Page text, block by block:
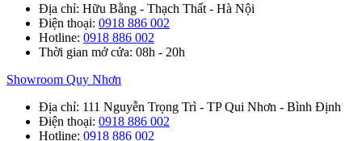
Địa chỉ: Hữu Bằng - Thạch Thất - Hà Nội
Điện thoại: 0918 886 002
Hotline: 0918 886 002
Thời gian mở cửa: 08h - 20h
Showroom Quy Nhơn
Địa chỉ: 111 Nguyễn Trọng Trì - TP Qui Nhơn - Bình Định
Điện thoại: 0918 886 002
Hotline: 0918 886 002